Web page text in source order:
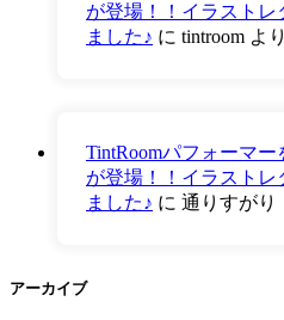
が登場！！イラスト
ました♪ に tintroom より
TintRoomパフォーマ
が登場！！イラスト
ました♪ に 通りすがり
アーカイブ